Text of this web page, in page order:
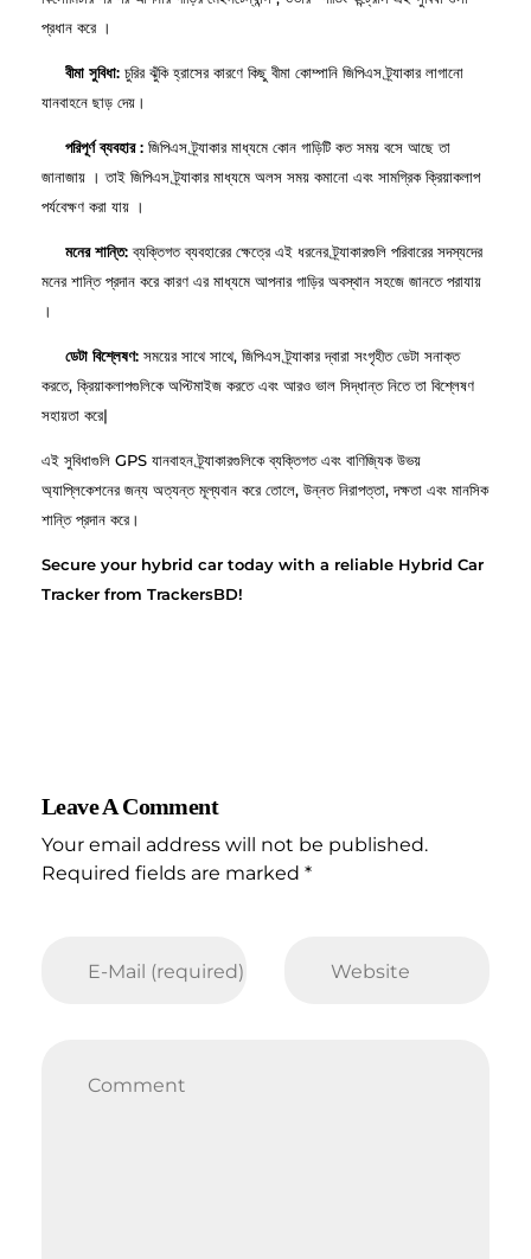
প্রধান করে ।
বীমা সুবিধা: চুরির ঝুঁকি হ্রাসের কারণে কিছু বীমা কোম্পানি জিপিএস ট্র্যাকার লাগানো
যানবাহনে ছাড় দেয়।
পরিপূর্ণ ব্যবহার : জিপিএস ট্র্যাকার মাধ্যমে কোন গাড়িটি কত সময় বসে আছে তা
জানাজায় । তাই জিপিএস ট্র্যাকার মাধ্যমে অলস সময় কমানো এবং সামগ্রিক ক্রিয়াকলাপ
পর্যবেক্ষণ করা যায় ।
মনের শান্তি:ব্যক্তিগত ব্যবহারের ক্ষেত্রে এই ধরনের ট্র্যাকারগুলি পরিবারের সদস্যদের
মনের শান্তি প্রদান করে কারণ এর মাধ্যমে আপনার গাড়ির অবস্থান সহজে জানতে পরাযায়
।
ডেটা বিশ্লেষণ: সময়ের সাথে সাথে, জিপিএস ট্র্যাকার দ্বারা সংগৃহীত ডেটা সনাক্ত
করতে, ক্রিয়াকলাপগুলিকে অপ্টিমাইজ করতে এবং আরও ভাল সিদ্ধান্ত নিতে তা বিশ্লেষণ
সহায়তা করে|
এই সুবিধাগুলি GPS যানবাহন ট্র্যাকারগুলিকে ব্যক্তিগত এবং বাণিজ্যিক উভয়
অ্যাপ্লিকেশনের জন্য অত্যন্ত মূল্যবান করে তোলে, উন্নত নিরাপত্তা, দক্ষতা এবং মানসিক
শান্তি প্রদান করে।
Secure your hybrid car today with a reliable Hybrid Car
Tracker from TrackersBD!
Leave A Comment
Your email address will not be published.
Required fields are marked *